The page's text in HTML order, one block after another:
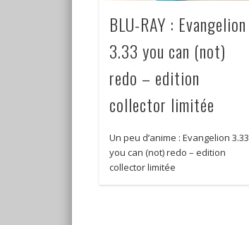
BLU-RAY : Evangelion
3.33 you can (not)
redo – edition
collector limitée
Un peu d’anime : Evangelion 3.33
you can (not) redo – edition
collector limitée